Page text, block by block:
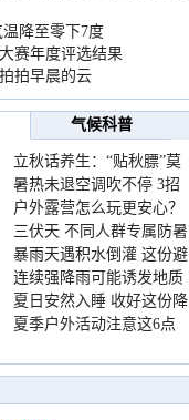
降至零下7度
赛年度评选结果
拍早晨的云
气候科普
立秋话养生：“贴秋膘”莫
着急 先清暑再防燥
暑热未退空调吹不停 3招
护住肩颈不酸痛
户外露营怎么玩更安心？
这份攻略请收好
三伏天 不同人群专属防暑
要点请收好
暴雨天遇积水倒灌 这份避
险提示请收好
连续强降雨可能诱发地质
灾害 这些前兆要知道
夏日安然入睡 收好这份降
温小贴士
夏季户外活动注意这6点